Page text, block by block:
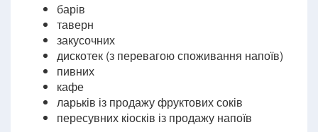
барів
таверн
закусочних
дискотек (з перевагою споживання напоїв)
пивних
кафе
ларьків із продажу фруктових соків
пересувних кіосків із продажу напоїв